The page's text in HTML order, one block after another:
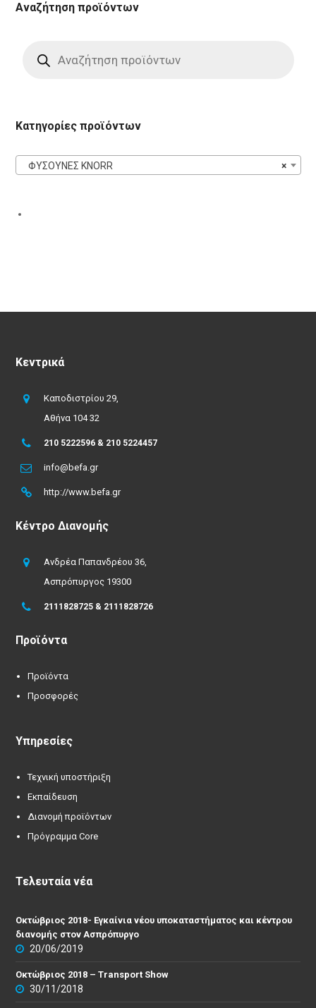
Αναζήτηση προϊόντων
search
Κατηγορίες προϊόντων
×
ΦΥΣΟΥΝΕΣ KNORR
Κεντρικά
Καποδιστρίου 29,
Αθήνα 104 32
210 5222596 & 210 5224457
info@befa.gr
http://www.befa.gr
Κέντρο Διανομής
Ανδρέα Παπανδρέου 36,
Ασπρόπυργος 19300
2111828725 & 2111828726
Προϊόντα
Προϊόντα
Προσφορές
Υπηρεσίες
Τεχνική υποστήριξη
Εκπαίδευση
Διανομή προϊόντων
Πρόγραμμα Core
Τελευταία νέα
Οκτώβριος 2018- Εγκαίνια νέου υποκαταστήματος και κέντρου
διανομής στον Ασπρόπυργο
20/06/2019
Οκτώβριος 2018 – Transport Show
30/11/2018